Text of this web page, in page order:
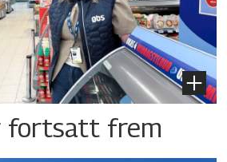
fortsatt frem